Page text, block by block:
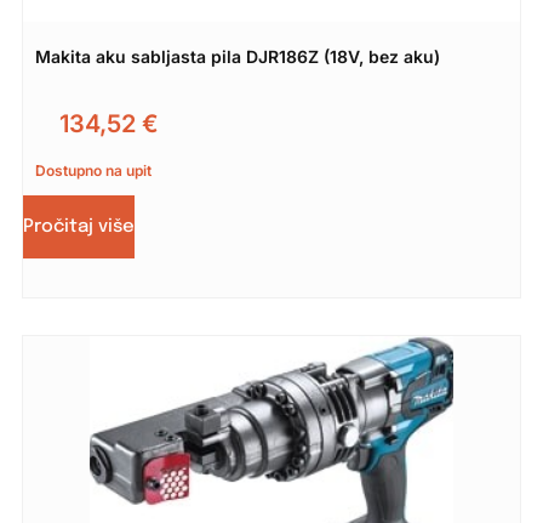
Makita aku sabljasta pila DJR186Z (18V, bez aku)
134,52 €
Dostupno na upit
Pročitaj više